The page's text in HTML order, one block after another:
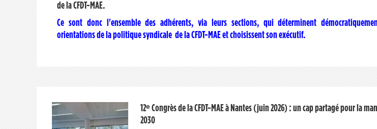
de la CFDT-MAE.
Ce sont donc l'ensemble des adhérents, via leurs sections, quidéterminent
orientations de la politique syndicale de la CFDT-MAE et choisissent son exécutif.
12ᵉ Congrès de la CFDT-MAE à Nantes (juin 2026) : un cap partagé pour la
2030